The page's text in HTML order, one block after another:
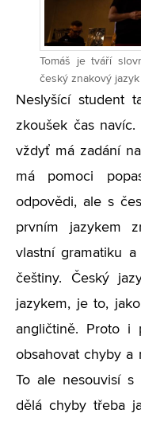
Tomáš je tváří
český znakový
Neslyšící student
zkoušek čas
vždyť má zadání
má pomoci
odpovědi, ale s
prvním jazykem
vlastní gramatiku
češtiny. Český
jazykem, je to,
angličtině. Proto i
obsahovat chyby a
To ale nesouvisí s
dělá chyby třeba